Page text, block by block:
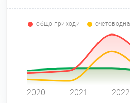
общо приходи
2020 2021 2022